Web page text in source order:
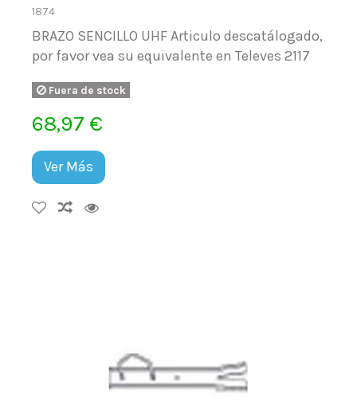
1874
BRAZO SENCILLO UHF Articulo descatálogado,
por favor vea su equivalente en Televes 2117
Fuera de stock
68,97 €
Ver Más